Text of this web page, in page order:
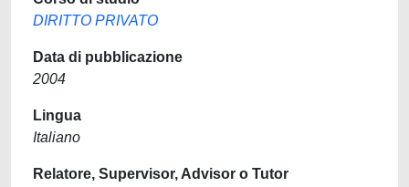
DIRITTO PRIVATO
Data di pubblicazione
2004
Lingua
Italiano
Relatore, Supervisor, Advisor o Tutor